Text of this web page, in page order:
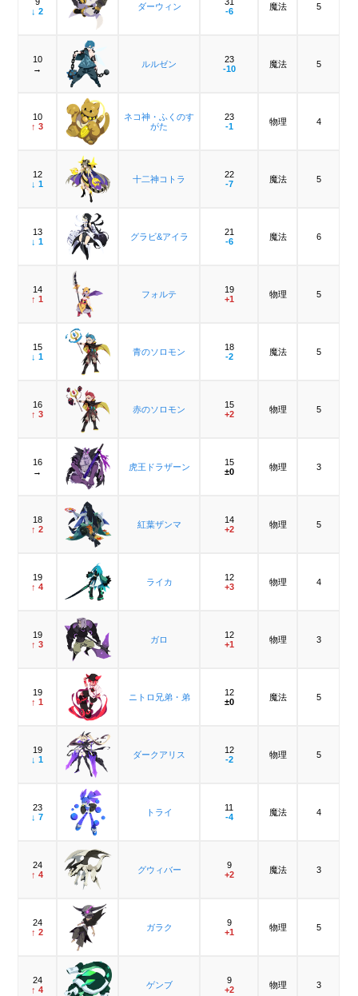
↓ 2
ダーウィン
-6
魔法 5
10
→
ルルゼン
23
-10
魔法 5
10
↑ 3
ネコ神・ふくのす
がた
23
-1
物理 4
12
↓ 1
十二神コトラ
22
-7
魔法 5
13
↓ 1
グラビ&アイラ
21
-6
魔法 6
14
↑ 1
フォルテ
19
+1
物理 5
15
↓ 1
青のソロモン
18
-2
魔法 5
16
↑ 3
赤のソロモン
15
+2
物理 5
16
→
虎王ドラザーン
15
±0
物理 3
18
↑ 2
紅葉ザンマ
14
+2
物理 5
19
↑ 4
ライカ
12
+3
物理 4
19
↑ 3
ガロ
12
+1
物理 3
19
↑ 1
ニトロ兄弟・弟
12
±0
魔法 5
19
↓ 1
ダークアリス
12
-2
物理 5
23
↓ 7
トライ
11
-4
魔法 4
24
↑ 4
グウィバー
9
+2
魔法 3
24
↑ 2
ガラク
9
+1
物理 5
24
↑ 4
ゲンブ
9
+2
物理 3